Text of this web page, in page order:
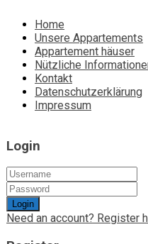
Home
Unsere Appartements
Appartement häuser
Nützliche
Kontakt
Datenschutzerklärung
Impressum
Login
Login
Need an account? Register